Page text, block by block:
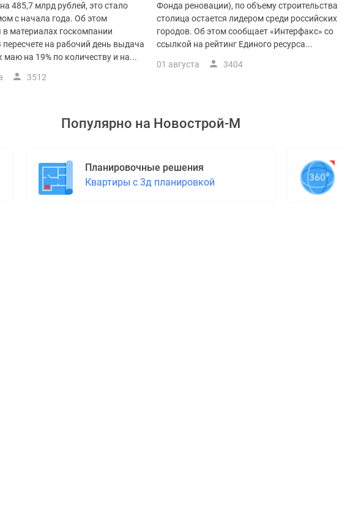
485,7 млрд рублей, это стало
с начала года. Об этом
в материалах госкомпании
на рабочий день выдача
маю на 19% по количеству и на...
3512
Фонда реновации), по объему строительства
столица остается лидером среди российских
городов. Об этом сообщает «Интерфакс» со
ссылкой на рейтинг Единого ресурса...
01 августа 3404
Популярно на Новострой-М
Планировочные решения
Квартиры с 3д планировкой